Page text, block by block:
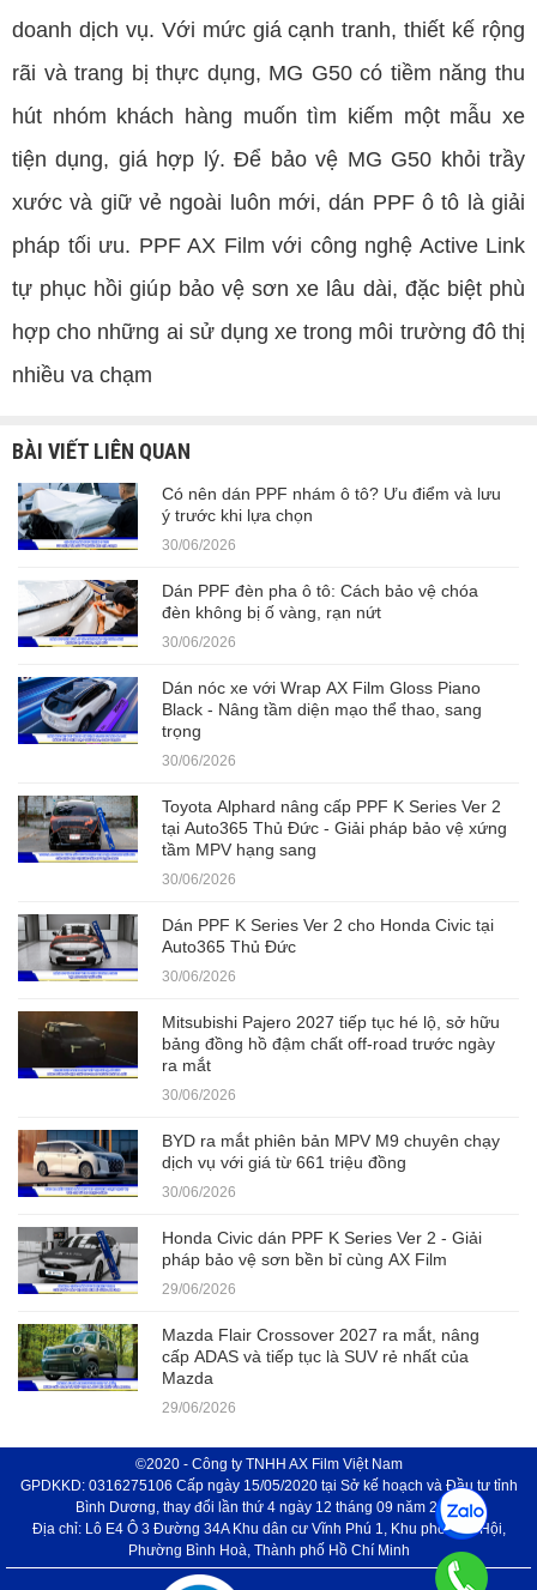
doanh dịch vụ. Với mức giá cạnh tranh, thiết kế rộng
rãi và trang bị thực dụng, MG G50 có tiềm năng thu
hút nhóm khách hàng muốn tìm kiếm một mẫu xe
tiện dụng, giá hợp lý. Để bảo vệ MG G50 khỏi trầy
xước và giữ vẻ ngoài luôn mới, dán PPF ô tô là giải
pháp tối ưu. PPF AX Film với công nghệ Active Link
tự phục hồi giúp bảo vệ sơn xe lâu dài, đặc biệt phù
hợp cho những ai sử dụng xe trong môi trường đô thị
nhiều va chạm
BÀI VIẾT LIÊN QUAN
Có nên dán PPF nhám ô tô? Ưu điểm và lưu
ý trước khi lựa chọn
30/06/2026
Dán PPF đèn pha ô tô: Cách bảo vệ chóa
đèn không bị ố vàng, rạn nứt
30/06/2026
Dán nóc xe với Wrap AX Film Gloss Piano
Black - Nâng tầm diện mạo thể thao, sang
trọng
30/06/2026
Toyota Alphard nâng cấp PPF K Series Ver 2
tại Auto365 Thủ Đức - Giải pháp bảo vệ xứng
tầm MPV hạng sang
30/06/2026
Dán PPF K Series Ver 2 cho Honda Civic tại
Auto365 Thủ Đức
30/06/2026
Mitsubishi Pajero 2027 tiếp tục hé lộ, sở hữu
bảng đồng hồ đậm chất off-road trước ngày
ra mắt
30/06/2026
BYD ra mắt phiên bản MPV M9 chuyên chạy
dịch vụ với giá từ 661 triệu đồng
30/06/2026
Honda Civic dán PPF K Series Ver 2 - Giải
pháp bảo vệ sơn bền bỉ cùng AX Film
29/06/2026
Mazda Flair Crossover 2027 ra mắt, nâng
cấp ADAS và tiếp tục là SUV rẻ nhất của
Mazda
29/06/2026
©2020 - Công ty TNHH AX Film Việt Nam
GPDKKD: 0316275106 Cấp ngày 15/05/2020 tại Sở kế hoạch và Đầu tư tỉnh
Bình Dương, thay đổi lần thứ 4 ngày 12 tháng 09 năm 2024
Địa chỉ: Lô E4 Ô 3 Đường 34A Khu dân cư Vĩnh Phú 1, Khu phố Phú Hội,
Phường Bình Hoà, Thành phố Hồ Chí Minh